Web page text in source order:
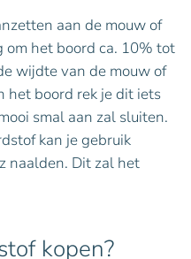
aan de mouw of
om het boord ca. 10% tot
wijdte van de mouw of
het boord rek je dit iets
smal aan zal sluiten.
kan je gebruik
naalden. Dit zal het
kopen?